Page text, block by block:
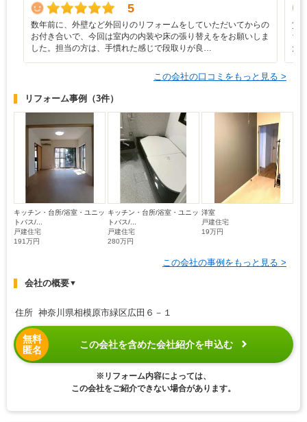
5
数年前に、外壁など外回りのリフォームをしていただいてからの
お付き合いで、今回は室内の内装や床の張り替えををお願いしま
した。担当の方は、手慣れた感じで段取りが良…
賃
ち
た
この会社の口コミをもっと見る >
リフォーム事例 （3件）
キッチン・台所/浴室・ユニッ
トバス/...
戸建住宅
191万円
キッチン・台所/浴室・ユニッ
トバス/...
戸建住宅
280万円
洋室
戸建住宅
19万円
この会社の事例をもっと見る >
会社の概要▼
住所 神奈川県相模原市緑区広田６－１
無料
匿名
この会社を含めた会社紹介を申込む
※リフォーム内容によっては、
この会社をご紹介できない場合があります。